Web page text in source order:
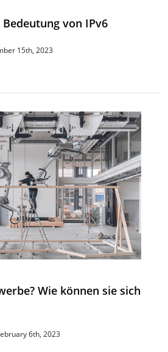
von IPv6
15th, 2023
Wie können sie sich
6th, 2023